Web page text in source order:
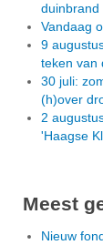
duinbrand
Vandaag
9
teken van
30 juli:
(h)over
2
'Haagse
Meest
Nieuw